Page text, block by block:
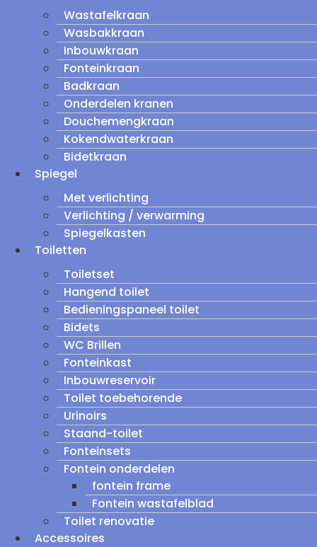
Wastafelkraan
Wasbakkraan
Inbouwkraan
Fonteinkraan
Badkraan
Onderdelen kranen
Douchemengkraan
Kokendwaterkraan
Bidetkraan
Spiegel
Met verlichting
Verlichting / verwarming
Spiegelkasten
Toiletten
Toiletset
Hangend toilet
Bedieningspaneel toilet
Bidets
WC Brillen
Fonteinkast
Inbouwreservoir
Toilet toebehorende
Urinoirs
Staand-toilet
Fonteinsets
Fontein onderdelen
fontein frame
Fontein wastafelblad
Toilet renovatie
Accessoires